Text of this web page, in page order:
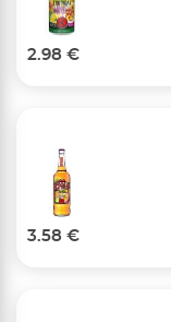
2.98 €
3.58 €